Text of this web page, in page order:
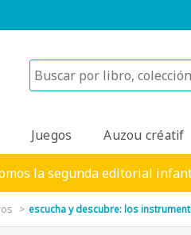
Juegos Auzou créatif
la segunda editorial
escucha y descubre: los